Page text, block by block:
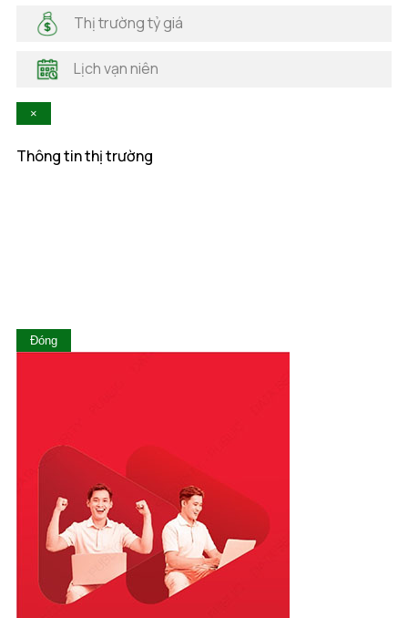
Hà Tĩnh
Hòa Bình
Lai Châu
Quảng Ngãi
Quảng Ninh
Quảng Trị
Sóc Trăng
Sơn La
Tây Ninh
Thái Bình
Thái Nguyên
Thị trường tỷ giá
Lịch vạn niên
×
Thông tin thị trường
Đóng